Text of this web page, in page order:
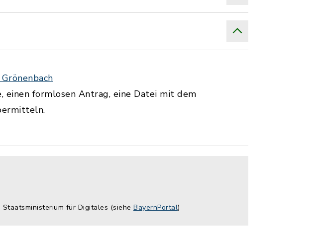
einen formlosen Antrag, eine Datei mit dem
für Digitales (siehe BayernPortal)